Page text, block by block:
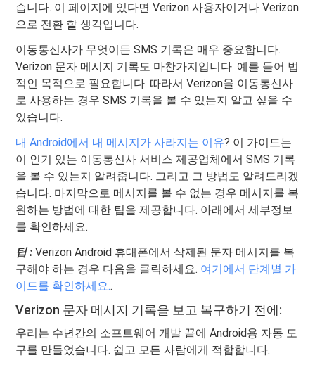
습니다. 이 페이지에 있다면 Verizon 사용자이거나 Verizon
으로 전환 할 생각입니다.
이동통신사가 무엇이든 SMS 기록은 매우 중요합니다.
Verizon 문자 메시지 기록도 마찬가지입니다. 예를 들어 법
적인 목적으로 필요합니다. 따라서 Verizon을 이동통신사
로 사용하는 경우 SMS 기록을 볼 수 있는지 알고 싶을 수
있습니다.
내 Android에서 내 메시지가 사라지는 이유? 이 가이드는
이 인기 있는 이동통신사 서비스 제공업체에서 SMS 기록
을 볼 수 있는지 알려줍니다. 그리고 그 방법도 알려드리겠
습니다. 마지막으로 메시지를 볼 수 없는 경우 메시지를 복
원하는 방법에 대한 팁을 제공합니다. 아래에서 세부정보
를 확인하세요.
팁 : Verizon Android 휴대폰에서 삭제된 문자 메시지를 복
구해야 하는 경우 다음을 클릭하세요. 여기에서 단계별 가
이드를 확인하세요..
Verizon 문자 메시지 기록을 보고 복구하기 전에:
우리는 수년간의 소프트웨어 개발 끝에 Android용 자동 도
구를 만들었습니다. 쉽고 모든 사람에게 적합합니다.